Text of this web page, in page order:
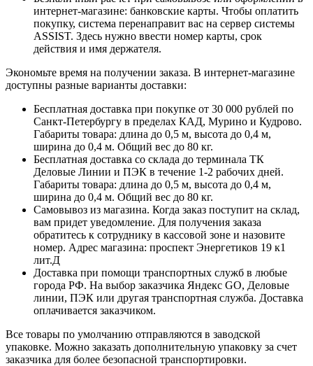
интернет-магазине: банковские карты. Чтобы оплатить
покупку, система перенаправит вас на сервер системы
ASSIST. Здесь нужно ввести номер карты, срок
действия и имя держателя.
Экономьте время на получении заказа. В интернет-магазине
доступны разные варианты доставки:
Бесплатная доставка при покупке от 30 000 рублей по
Санкт-Петербургу в пределах КАД, Мурино и Кудрово.
Габариты товара: длина до 0,5 м, высота до 0,4 м,
ширина до 0,4 м. Общий вес до 80 кг.
Бесплатная доставка со склада до терминала ТК
Деловые Линии и ПЭК в течение 1-2 рабочих дней.
Габариты товара: длина до 0,5 м, высота до 0,4 м,
ширина до 0,4 м. Общий вес до 80 кг.
Самовывоз из магазина. Когда заказ поступит на склад,
вам придет уведомление. Для получения заказа
обратитесь к сотруднику в кассовой зоне и назовите
номер. Адрес магазина: проспект Энергетиков 19 к1
лит.Д
Доставка при помощи транспортных служб в любые
города РФ. На выбор заказчика Яндекс GO, Деловые
линии, ПЭК или другая транспортная служба. Доставка
оплачивается заказчиком.
Все товары по умолчанию отправляются в заводской
упаковке. Можно заказать дополнительную упаковку за счет
заказчика для более безопасной транспортировки.